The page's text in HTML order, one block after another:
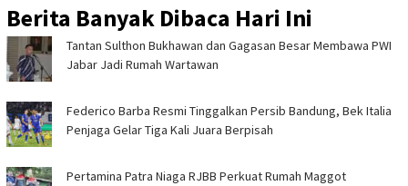
Berita Banyak Dibaca Hari Ini
Tantan Sulthon Bukhawan dan Gagasan Besar Membawa PWI
Jabar Jadi Rumah Wartawan
Federico Barba Resmi Tinggalkan Persib Bandung, Bek Italia
Penjaga Gelar Tiga Kali Juara Berpisah
Pertamina Patra Niaga RJBB Perkuat Rumah Maggot